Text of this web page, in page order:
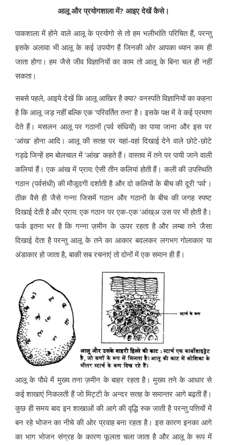
आलू और प्रयोगशाला में? आइए देखें कैसे।
पाकशाला में होने वाले आलू के प्रयोगो से तो हम भलीभांति परिचित हैं, परन्तु
इसके अलावा भी आलू के कई उपयोग हैं जिनकी ओर आपका ध्यान कम ही
जाता होगा। हम जैसे जीव विज्ञानियों का काम तो आलू के बिना चल ही नहीं
सकता।
सबसे पहले, आइये देखें कि आलू आखिर है क्या? वनस्पति विज्ञानियों का कहना
है कि आलू जड़ नहीं बल्कि एक ‘परिवर्तित तना’ है। इसके पक्ष में वे कई प्रमाण
देते हैं। मसलन आलू पर गठानों (पर्व संधियों) का पाया जाना और इस पर
‘आंख’ होना आदि। आलू की सतह पर यहां-वहां दिखाई देने वाले छोटे-छोटे
गड्ढे जिन्हें हम बोलचाल में ‘आंख’ कहते हैं। वास्तव में तने पर पायी जाने वाली
कलियां हैं। एक आंख में प्राय: ऐसी तीन कलियां होती हैं। कली की उपस्थिति
गठान (पर्वसंधी) की मौजूदगी दर्शाती है और दो कलियों के बीच की दूरी ‘पर्व’।
ठीक वैसे ही जैसे गन्ना जिसमें गठान और गठानों के बीच की जगह स्पष्ट
दिखाई देती है और प्राय: एक गठान पर एक-एक ‘आंख्अ उस पर भी होती है।
फर्क इतना भर है कि गन्ना ज़मीन के ऊपर रहता है और लम्बा तने जैसा
दिखाई देता है परन्तु आलू के तने का आकार बदलकर लगभग गोलाकार या
अंडाकार हो जाता है, बाकी सब रचनाएं तो दोनों में एक समान ही हैं।
आलू के पौधे में मुख्य तना ज़मीन के बाहर रहता है। मुख्य तने के आधार से
कई शाखाएं निकलती हैं जो मिट्टी के अन्दर सतह के समान्तर आगे बढ़ती हैं।
कुछ ही समय बाद इन शाखाओं की आगे की वृद्धि रुक जाती है परन्तु पत्तियों में
बन रहे भोजन का नीचे की ओर प्रवाह बना रहता है। इस कारण इनका आगे
का भाग भोजन संग्रह के कारण फूलता चला जाता है और आलू के रूप में